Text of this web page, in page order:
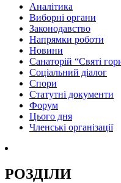
Аналітика
Виборні органи
Законодавство
Напрямки роботи
Новини
Санаторій “Святі
Соціальний діалог
Спори
Статутні документи
Форум
Цього дня
Членські організації
РОЗДІЛИ